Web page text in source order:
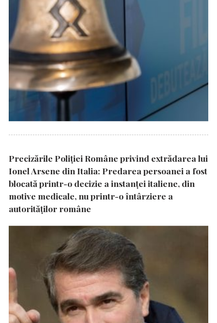
Precizările Poliţiei Române privind extrădarea lui
Ionel Arsene din Italia: Predarea persoanei a fost
blocată printr-o decizie a instanţei italiene, din
motive medicale, nu printr-o întârziere a
autorităţilor române